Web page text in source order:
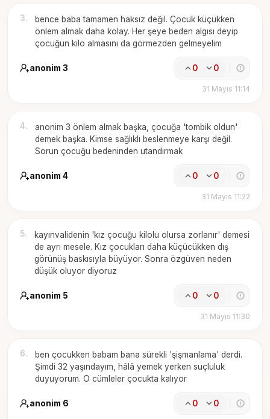
3.
bence baba tamamen haksız değil. Çocuk küçükken
önlem almak daha kolay. Her şeye beden algısı deyip
çocuğun kilo almasını da görmezden gelmeyelim
anonim 3 0 0
31 Mayıs 11:14
4.
anonim 3 önlem almak başka, çocuğa 'tombik oldun'
demek başka. Kimse sağlıklı beslenmeye karşı değil.
Sorun çocuğu bedeninden utandırmak
anonim 4 0 0
31 Mayıs 11:22
5.
kayınvalidenin 'kız çocuğu kilolu olursa zorlanır' demesi
de ayrı mesele. Kız çocukları daha küçücükken dış
görünüş baskısıyla büyüyor. Sonra özgüven neden
düşük oluyor diyoruz
anonim 5 0 0
31 Mayıs 11:30
6.
ben çocukken babam bana sürekli 'şişmanlama' derdi.
Şimdi 32 yaşındayım, hâlâ yemek yerken suçluluk
duyuyorum. O cümleler çocukta kalıyor
anonim 6 0 0